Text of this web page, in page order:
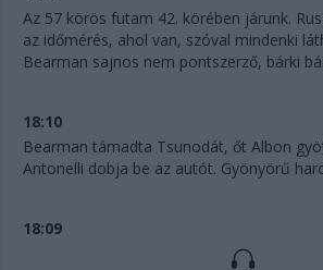
Az 57 körös futam 42. körében járunk.
az időmérés, ahol van, szóval mindenki
Bearman sajnos nem pontszerző, bárki
18:10
Bearman támadta Tsunodát, őt Albon
Antonelli dobja be az autót. Gyönyörű
18:09